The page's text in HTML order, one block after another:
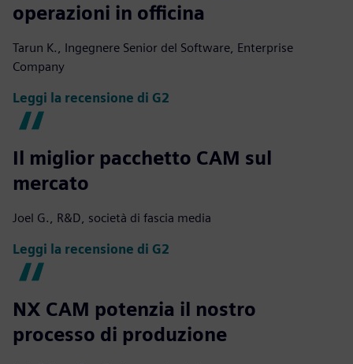
operazioni in officina
Tarun K., Ingegnere Senior del Software, Enterprise
Company
Leggi la recensione di G2
Il miglior pacchetto CAM sul
mercato
Joel G., R&D, società di fascia media
Leggi la recensione di G2
NX CAM potenzia il nostro
processo di produzione